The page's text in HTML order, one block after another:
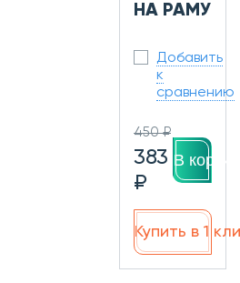
НА РАМУ
Добавить
к
сравнению
450 ₽
383
₽
В
Купить в 1